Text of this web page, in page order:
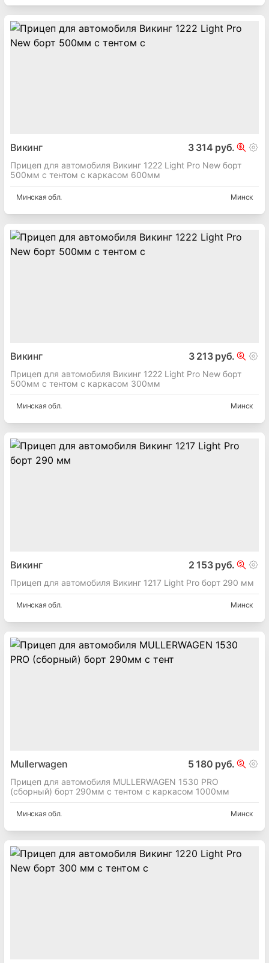
Викинг 3 314 руб.
Прицеп для автомобиля Викинг 1222 Light Pro New борт
500мм с тентом с каркасом 600мм
Минская обл. Минск
Викинг 3 213 руб.
Прицеп для автомобиля Викинг 1222 Light Pro New борт
500мм с тентом с каркасом 300мм
Минская обл. Минск
Викинг 2 153 руб.
Прицеп для автомобиля Викинг 1217 Light Pro борт 290 мм
Минская обл. Минск
Mullerwagen 5 180 руб.
Прицеп для автомобиля MULLERWAGEN 1530 PRO
(сборный) борт 290мм с тентом с каркасом 1000мм
Минская обл. Минск